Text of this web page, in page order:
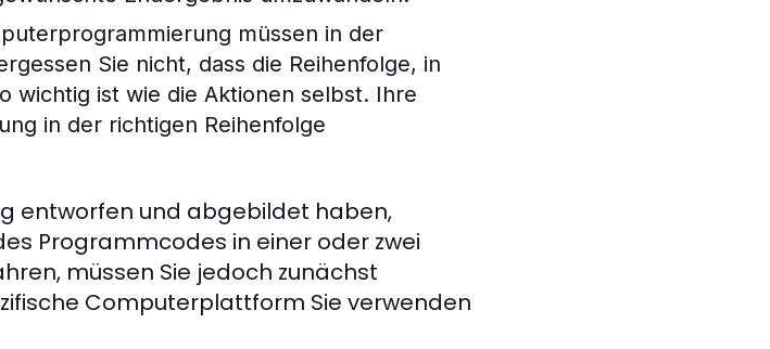
müssen in der
Sie nicht, dass die Reihenfolge, in
wichtig ist wie die Aktionen selbst. Ihre
in der richtigen Reihenfolge
entworfen und abgebildet haben,
Programmcodes in einer oder zwei
müssen Sie jedoch zunächst
Computerplattform Sie verwenden